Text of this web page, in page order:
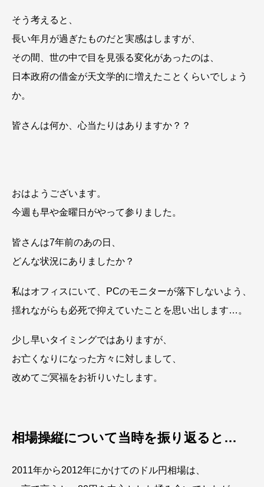
そう考えると、
長い年月が過ぎたものだと実感はしますが、
その間、世の中で目を見張る変化があったのは、
日本政府の借金が天文学的に増えたことくらいでしょう
か。
皆さんは何か、心当たりはありますか？？
おはようございます。
今週も早や金曜日がやって参りました。
皆さんは7年前のあの日、
どんな状況にありましたか？
私はオフィスにいて、PCのモニターが落下しないよう、
揺れながらも必死で抑えていたことを思い出します…。
少し早いタイミングではありますが、
お亡くなりになった方々に対しまして、
改めてご冥福をお祈りいたします。
相場操縦について当時を振り返ると…
2011年から2012年にかけてのドル円相場は、